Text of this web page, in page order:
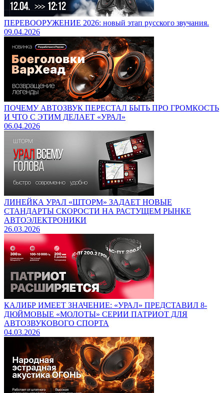
ПЕРЕВООРУЖЕНИЕ 2026: новый этап русского звучания.
09.04.2026
ПОЧЕМУ АВТОЗВУК ПЕРЕСТАЛ БЫТЬ ПРО ГРОМКОСТЬ
И ЧТО С ЭТИМ ДЕЛАЕТ «УРАЛ»
06.04.2026
ЛИНЕЙКА УРАЛ «ШТОРМ» ЗАДАЕТ НОВЫЕ
СТАНДАРТЫ СКОРОСТИ НА РАСТУЩЕМ РЫНКЕ
АВТОЭЛЕКТРОНИКИ
26.03.2026
КАЛИБР ИМЕЕТ ЗНАЧЕНИЕ: «УРАЛ» ПРЕДСТАВИЛ 8-
ДЮЙМОВЫЕ «МОЛОТЫ» СЕРИИ ПАТРИОТ ДЛЯ
АВТОЗВУКОВОГО СПОРТА
04.03.2026